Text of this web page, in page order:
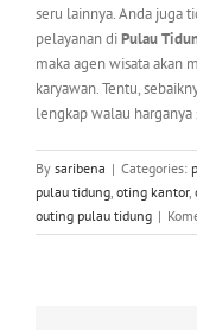
seru lainnya. Anda juga
pelayanan diPulau
maka agen wisata akan
karyawan. Tentu,
lengkap walau
By saribena | Categories:
pulau tidung oting kantor,
outing pulau tidung |